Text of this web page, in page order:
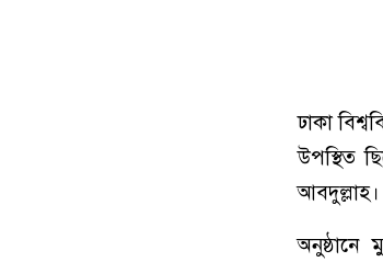
ঢাকা
উপস্থিত
আবদুল্লাহ।
অনুষ্ঠানে